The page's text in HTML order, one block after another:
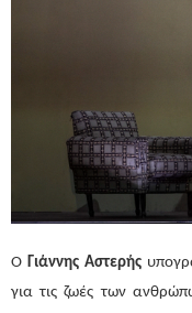
ΟΓιάννης Αστερής
για τις ζωές των